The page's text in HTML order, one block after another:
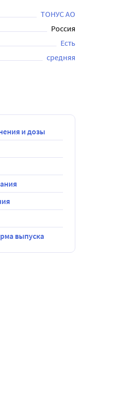
случаях.
Не старайтесь
на
ТОНУС АО
Россия
Есть
средняя
и дозы
выпуска